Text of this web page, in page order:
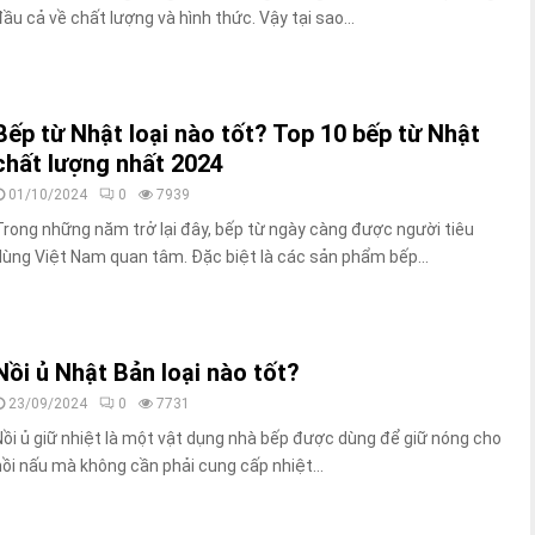
cả về chất lượng và hình thức. Vậy tại sao...
từ Nhật loại nào tốt? Top 10 bếp từ Nhật
lượng nhất 2024
01/10/2024 0 7939
những năm trở lại đây, bếp từ ngày càng được người tiêu
Việt Nam quan tâm. Đặc biệt là các sản phẩm bếp...
ủ Nhật Bản loại nào tốt?
23/09/2024 0 7731
ủ giữ nhiệt là một vật dụng nhà bếp được dùng để giữ nóng cho
nấu mà không cần phải cung cấp nhiệt...